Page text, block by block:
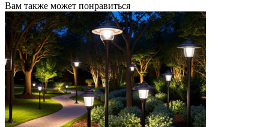
Вам также может понравиться